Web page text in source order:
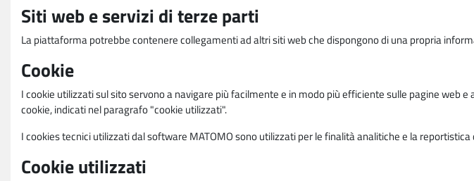
Siti web e servizi di terze parti
La piattaforma potrebbe contenere collegamenti ad altri siti web che dispongono di una propria
Cookie
I cookie utilizzati sul sito servono a navigare più facilmente e in modo più efficiente sulle pagine web
cookie, indicati nel paragrafo "cookie utilizzati".
I cookies tecnici utilizzati dal software MATOMO sono utilizzati per le finalità analitiche e la reportistica
Cookie utilizzati